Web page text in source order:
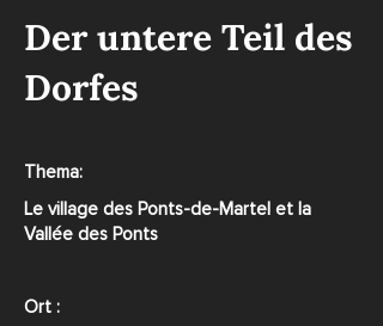
Der untere Teil des
Dorfes
Thema:
Le village des Ponts-de-Martel et la
Vallée des Ponts
Ort :